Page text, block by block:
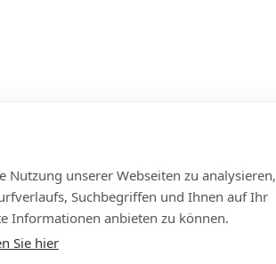
Nutzung unserer Webseiten zu analysieren,
Suchbegriffen und Ihnen auf Ihr
Informationen anbieten zu können.
Sie hier